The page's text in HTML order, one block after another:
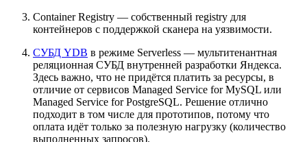
Container Registry — собственный registry для
контейнеров с поддержкой сканера на уязвимости.
СУБД YDB в режиме Serverless — мультитенантная
реляционная СУБД внутренней разработки Яндекса.
Здесь важно, что не придётся платить за ресурсы, в
отличие от сервисов Managed Service for MySQL или
Managed Service for PostgreSQL. Решение отлично
подходит в том числе для прототипов, потому что
оплата идёт только за полезную нагрузку (количество
выполненных запросов).